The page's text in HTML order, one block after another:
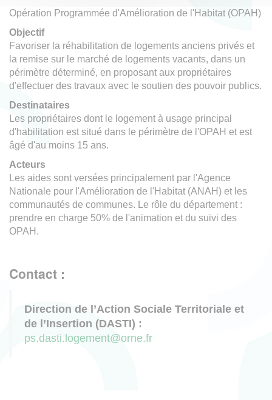
Opération Programmée d'Amélioration de l'Habitat (OPAH)
Objectif
Favoriser la réhabilitation de logements anciens privés et
la remise sur le marché de logements vacants, dans un
périmètre déterminé, en proposant aux propriétaires
d'effectuer des travaux avec le soutien des pouvoir publics.
Destinataires
Les propriétaires dont le logement à usage principal
d'habilitation est situé dans le périmètre de l'OPAH et est
âgé d'au moins 15 ans.
Acteurs
Les aides sont versées principalement par l'Agence
Nationale pour l'Amélioration de l'Habitat (ANAH) et les
communautés de communes. Le rôle du département :
prendre en charge 50% de l'animation et du suivi des
OPAH.
Contact :
Direction de l’Action Sociale Territoriale et
de l’Insertion (DASTI) :
ps.dasti.logement@orne.fr